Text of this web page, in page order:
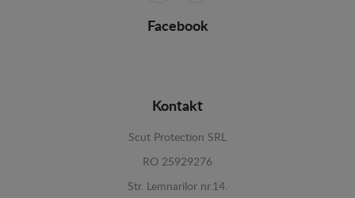
Facebook
Kontakt
Scut Protection SRL
RO 25929276
Str. Lemnarilor nr.14.